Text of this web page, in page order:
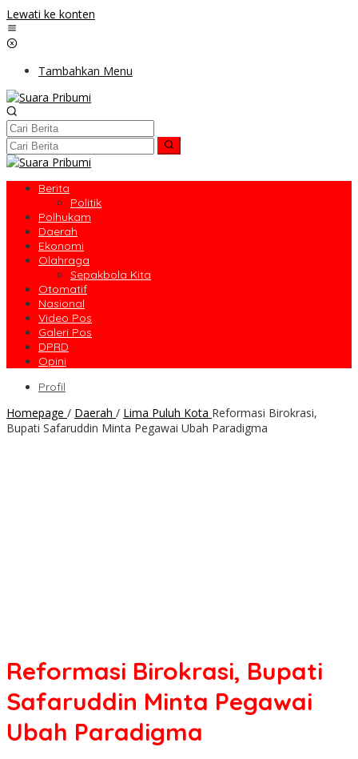
Lewati ke konten
Tambahkan Menu
Berita
Politik
Polhukam
Daerah
Ekonomi
Olahraga
Sepakbola Kita
Otomatif
Nasional
Video Pos
Galeri Pos
DPRD
Opini
Profil
Homepage / Daerah / Lima Puluh Kota Reformasi Birokrasi,
Bupati Safaruddin Minta Pegawai Ubah Paradigma
Reformasi Birokrasi, Bupati
Safaruddin Minta Pegawai
Ubah Paradigma